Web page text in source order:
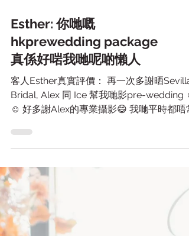
Esther: 你哋嘅
hkprewedding package
真係好啱我哋呢啲懶人
客人Esther真實評價： 再一次多謝晒Sevilla